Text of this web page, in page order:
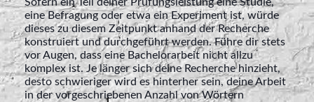
eine Befragung oder etwa ein Experiment ist, würde
dieses zu diesem Zeitpunkt anhand der Recherche
konstruiert und durchgeführt werden. Führe dir stets
vor Augen, dass eine Bachelorarbeit nicht allzu
komplex ist. Je länger sich deine Recherche hinzieht,
desto schwieriger wird es hinterher sein, deine Arbeit
in der vorgeschriebenen Anzahl von Wörtern